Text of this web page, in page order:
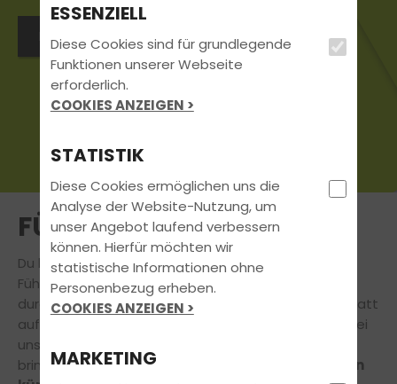
Direkt Wunschtermin buchen
FÜHRERSCHEIN
Du kannst es kaum erwarten, Deinen eigenen
Führerschein in den Händen zu halten und so richtig
durchzustarten?Endlich selbst hinterm Steuer
statt
auf dem Beifahrersitz Platz nehmen. Dann bist Du bei
uns an der richtigen Adresse! Unsere Fahrprofis
bringen Dich auf die Überholspur und machen Dich
in
ESSENZIELL
Diese Cookies sind für grundlegende
Funktionen unserer Webseite
erforderlich.
COOKIES ANZEIGEN >
STATISTIK
Diese Cookies ermöglichen uns die
Analyse der Website-Nutzung, um
unser Angebot laufend verbessern
können. Hierfür möchten wir
statistische Informationen ohne
Personenbezug erheben.
COOKIES ANZEIGEN >
MARKETING